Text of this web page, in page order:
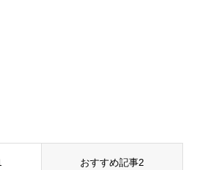
おすすめ記事2